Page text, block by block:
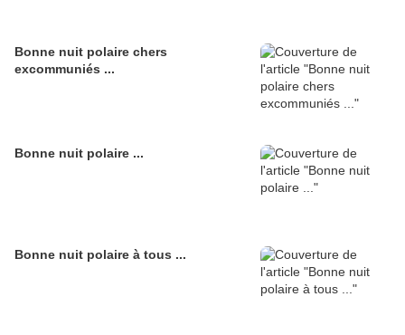
Bonne nuit polaire chers
excommuniés ...
Bonne nuit polaire ...
Bonne nuit polaire à tous ...